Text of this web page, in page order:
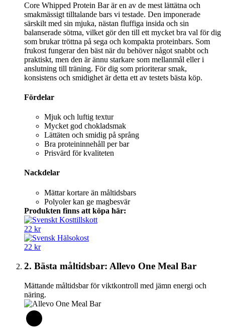
Core Whipped Protein Bar är en av de mest lättätna och
smakmässigt tilltalande bars vi testade. Den imponerade
särskilt med sin mjuka, nästan fluffiga insida och sin
balanserade sötma, vilket gör den till ett mycket bra val för dig
som brukar tröttna på sega och kompakta proteinbars. Som
frukost fungerar den bäst när du behöver något snabbt och
praktiskt, men den är ännu starkare som mellanmål eller i
anslutning till träning. För dig som prioriterar smak,
konsistens och smidighet är detta ett av testets bästa köp.
Fördelar
Mjuk och luftig textur
Mycket god chokladsmak
Lättäten och smidig på språng
Bra proteininnehåll per bar
Prisvärd för kvaliteten
Nackdelar
Mättar kortare än måltidsbars
Polyoler kan ge magbesvär
Produkten finns att köpa här:
22 kr
22 kr
2. Bästa måltidsbar: Allevo One Meal Bar
Mättande måltidsbar för viktkontroll med jämn energi och
näring.